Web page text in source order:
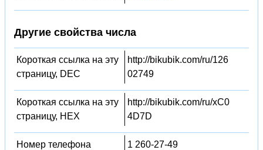
Другие свойства числа
Короткая ссылка на эту
страницу, DEC
http://bikubik.com/ru/126
02749
Короткая ссылка на эту
страницу, HEX
http://bikubik.com/ru/xC0
4D7D
Номер телефона 1 260-27-49